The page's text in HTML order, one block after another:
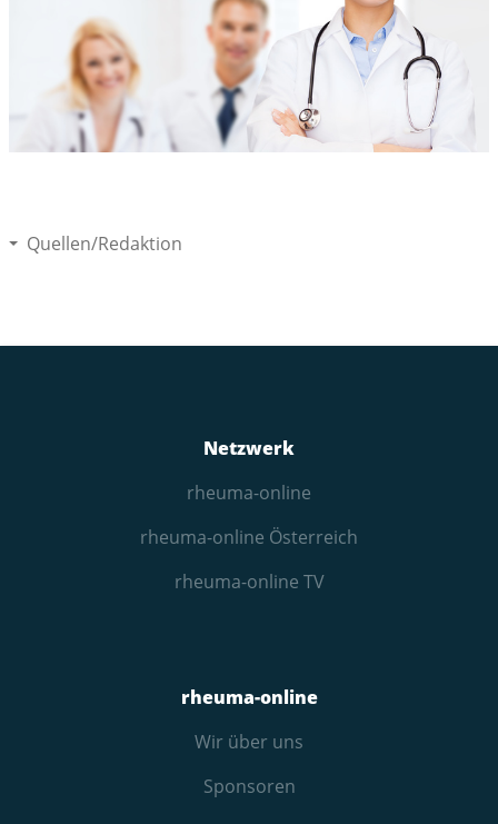
Quellen/Redaktion
Netzwerk
rheuma-online
rheuma-online Österreich
rheuma-online TV
rheuma-online
Wir über uns
Sponsoren